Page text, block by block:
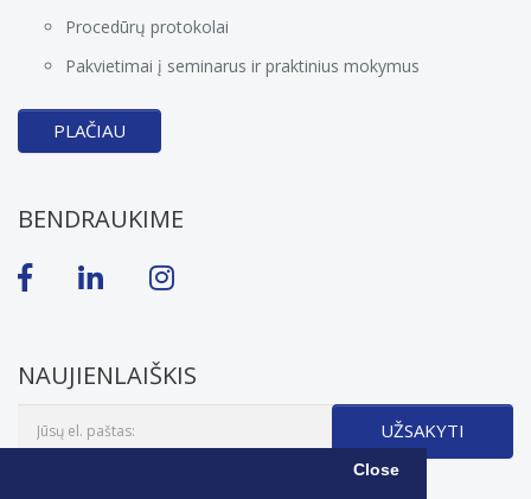
Close
Procedūrų protokolai
Pakvietimai į seminarus ir praktinius mokymus
PLAČIAU
BENDRAUKIME
NAUJIENLAIŠKIS
UŽSAKYTI